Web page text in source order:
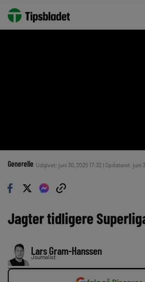
Generelle Udgivet: juni 30, 2025 17:32 | Opdateret: juni
Jagter tidligere
Lars Gram-Hanssen
Journalist